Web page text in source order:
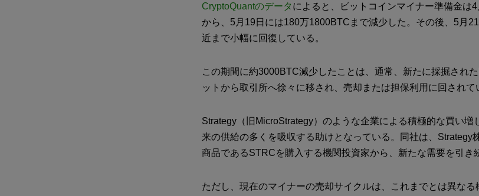
CryptoQuantのデータ によると、ビットコインマイナー準備金は
から、5月19日には180万1800BTCまで減少した。その後、5月
近まで小幅に回復している。
この期間に約3000BTC減少したことは、通常、新たに採掘され
ットから取引所へ徐々に移され、売却または担保利用に回されて
Strategy（旧MicroStrategy）のような企業による積極的な買い増
来の供給の多くを吸収する助けとなっている。同社は、Strategy
商品であるSTRCを購入する機関投資家から、新たな需要を引き
ただし、現在のマイナーの売却サイクルは、これまでとは異な